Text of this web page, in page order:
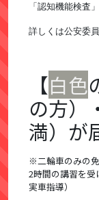
「認知機能検査
詳しくは公安委
【白色
の方）
満）が
※二輪車のみの
2時間の講習を受
実車指導）